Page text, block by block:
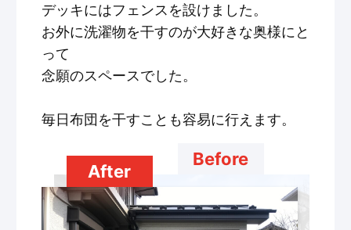
デッキにはフェンスを設けました。
お外に洗濯物を干すのが大好きな奥様にと
って
念願のスペースでした。
毎日布団を干すことも容易に行えます。
Before
After